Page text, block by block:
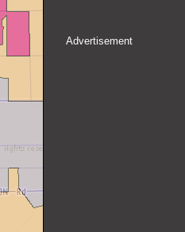
Advertisement